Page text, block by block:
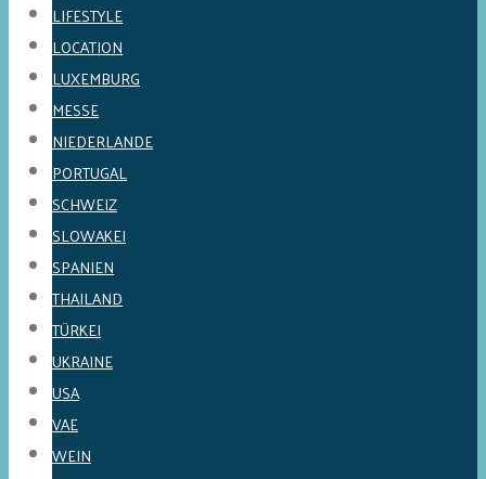
LIFESTYLE
LOCATION
LUXEMBURG
MESSE
NIEDERLANDE
PORTUGAL
SCHWEIZ
SLOWAKEI
SPANIEN
THAILAND
TÜRKEI
UKRAINE
USA
VAE
WEIN